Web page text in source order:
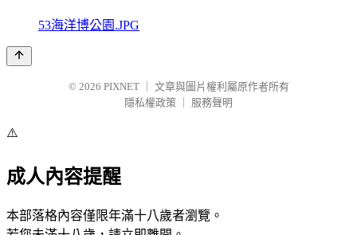
53海洋博公園.JPG
© 2026 PIXNET
文章與圖片權利屬原作者所有
隱私權政策
服務聲明
⚠️
成人內容提醒
本部落格內容僅限年滿十八歲者瀏覽。